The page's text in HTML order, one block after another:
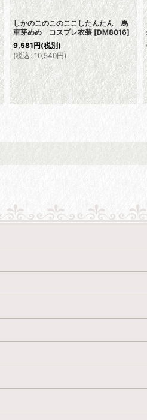
しかのこのこのここしたんたん 馬
車芽めめ コスプレ衣装 [DM8016]
9,581円(税別)
(税込 : 10,540円)